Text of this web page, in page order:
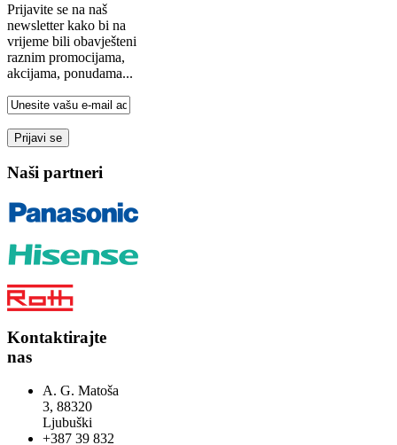
Prijavite se na naš
newsletter kako bi na
vrijeme bili obavješteni
raznim promocijama,
akcijama, ponudama...
Naši partneri
Kontaktirajte
nas
A. G. Matoša
3, 88320
Ljubuški
+387 39 832